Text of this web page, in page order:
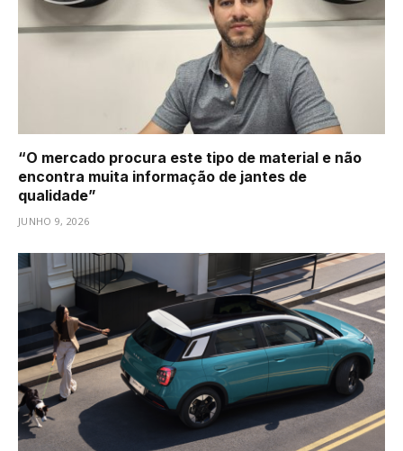
“O mercado procura este tipo de material e não
encontra muita informação de jantes de
qualidade”
JUNHO 9, 2026